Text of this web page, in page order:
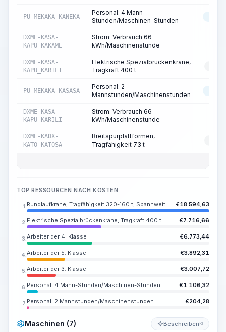
PU_MEKAKA_KANEKA
Personal: 4 Mann-
Stunden/Maschinen-Stunden
DXME-KASA-
KAPU_KAKAME
Strom: Verbrauch 66
kWh/Maschinenstunde
DXME-KASA-
KAPU_KARILI
Elektrische Spezialbrückenkrane,
Tragkraft 400 t
PU_MEKAKA_KASASA
Personal: 2
Mannstunden/Maschinenstunden
DXME-KASA-
KAPU_KARILI
Strom: Verbrauch 66
kWh/Maschinenstunde
DXME-KADX-
KATO_KATOSA
Breitspurplattformen,
Tragfähigkeit 73 t
TOP RESSOURCEN NACH KOSTEN
1. Rundlaufkrane, Tragfähigkeit 320-160 t, Spannweite 43 m €18.594,63
2. Elektrische Spezialbrückenkrane, Tragkraft 400 t €7.716,66
3. Arbeiter der 4. Klasse €6.773,44
4. Arbeiter der 5. Klasse €3.892,31
5. Arbeiter der 3. Klasse €3.007,72
6. Personal: 4 Mann-Stunden/Maschinen-Stunden €1.106,32
7. Personal: 2 Mannstunden/Maschinenstunden €204,28
Maschinen (7) Beschreiben KI